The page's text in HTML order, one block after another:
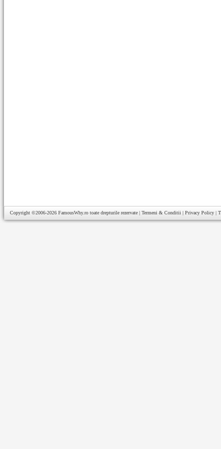
Copyright ©2006-2026 FamousWhy.ro toate drepturile rezervate | Termeni & Conditii | Privacy Policy |